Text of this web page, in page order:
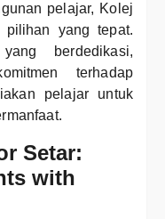
pelajar, Kolej
pilihan yang tepat.
berdedikasi,
terhadap
pelajar untuk
Setar:
with